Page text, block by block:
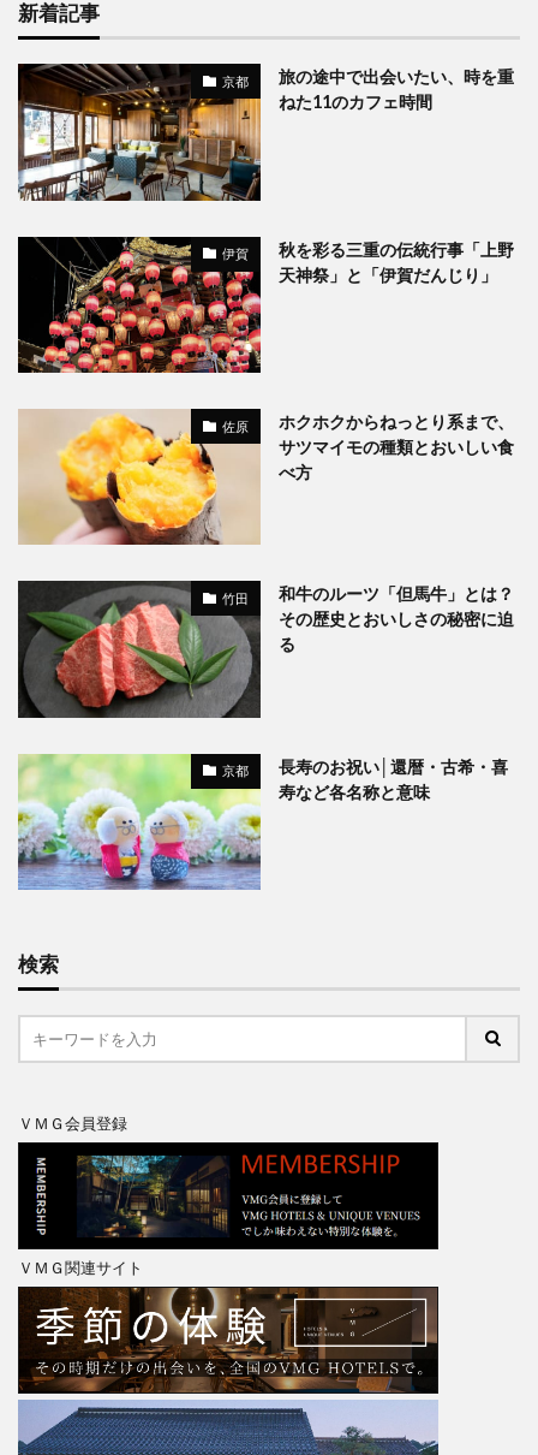
新着記事
京都
旅の途中で出会いたい、時を重
ねた11のカフェ時間
伊賀
秋を彩る三重の伝統行事「上野
天神祭」と「伊賀だんじり」
佐原
ホクホクからねっとり系まで、
サツマイモの種類とおいしい食
べ方
竹田
和牛のルーツ「但馬牛」とは？
その歴史とおいしさの秘密に迫
る
京都
長寿のお祝い│還暦・古希・喜
寿など各名称と意味
検索
ＶＭＧ会員登録
ＶＭＧ関連サイト